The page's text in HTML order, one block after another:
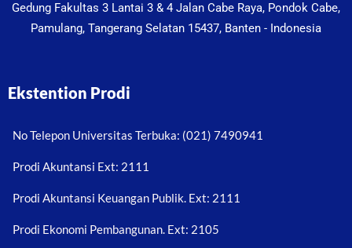
Gedung Fakultas 3 Lantai 3 & 4 Jalan Cabe Raya, Pondok Cabe,
Pamulang, Tangerang Selatan 15437, Banten - Indonesia
Ekstention Prodi
No Telepon Universitas Terbuka: (021) 7490941
Prodi Akuntansi Ext: 2111
Prodi Akuntansi Keuangan Publik. Ext: 2111
Prodi Ekonomi Pembangunan. Ext: 2105